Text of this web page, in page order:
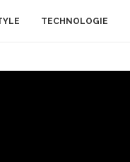
TECHNOLOGIE